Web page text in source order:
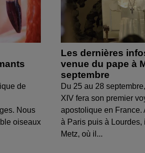
de
Nous
oiseaux
Les dernières
venue du pape à
septembre
Du 25 au 28
XIV fera son premier
apostolique en France.
à Paris puis à Lourdes,
Metz, où il...